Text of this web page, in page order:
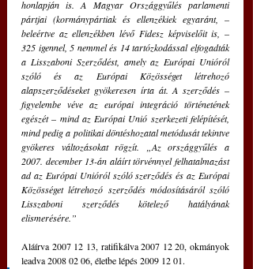
honlapján is. A Magyar Országgyűlés parlamenti
pártjai (kormánypártiak és ellenzékiek egyaránt, –
beleértve az ellenzékben lévő Fidesz képviselőit is, –
325 igennel, 5 nemmel és 14 tartózkodással elfogadták
a Lisszaboni Szerződést, amely az Európai Unióról
szóló és az Európai Közösséget létrehozó
alapszerződéseket gyökeresen írta át. A szerződés –
figyelembe véve az európai integráció történetének
egészét – mind az Európai Unió szerkezeti felépítését,
mind pedig a politikai döntéshozatal metódusát tekintve
gyökeres változásokat rögzít. „Az országgyűlés a
2007. december 13-án aláírt törvénnyel felhatalmazást
ad az Európai Unióról szóló szerződés és az Európai
Közösséget létrehozó szerződés módosításáról szóló
Lisszaboni szerződés kötelező hatályának
elismerésére.”
Aláírva 2007 12 13, ratifikálva 2007 12 20, okmányok
leadva 2008 02 06, életbe lépés 2009 12 01.